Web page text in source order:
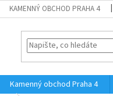
KAMENNÝ OBCHOD PRAHA 4
Kamenný obchod Praha 4